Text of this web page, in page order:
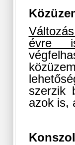
évre
szerzik
azok is,